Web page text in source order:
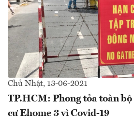
Chủ Nhật, 13-06-2021
TP.HCM: Phong tỏa toàn
cư Ehome 3 vì Covid-19